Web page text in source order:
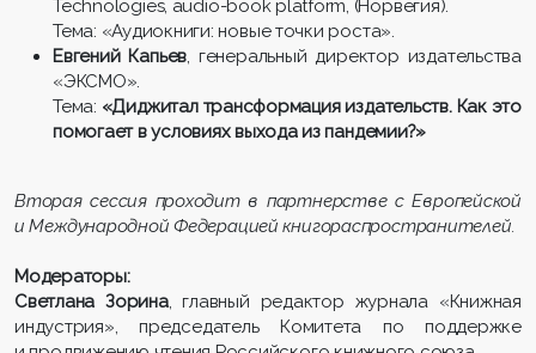
Technologies, audio-book platform, (Норвегия).
Тема: «Аудиокниги: новые точки роста».
Евгений Капьев, генеральный директор издательства
«ЭКСМО».
Тема: «Диджитал трансформация издательств. Как это
помогает в условиях выхода из пандемии?»
Вторая сессия проходит в партнерстве с Европейской
и Международной Федерацией книгораспространителей.
Модераторы:
Светлана Зорина, главный редактор журнала «Книжная
индустрия», председатель Комитета по поддержке